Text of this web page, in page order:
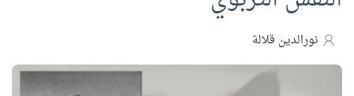
نورالدين قلالة